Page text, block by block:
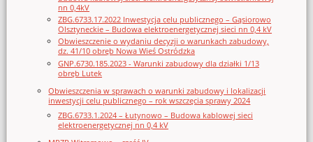
nn 0,4kV
ZBG.6733.17.2022 Inwestycja celu publicznego – Gąsiorowo
Olsztyneckie – Budowa elektroenergetycznej sieci nn 0,4 kV
Obwieszczenie o wydaniu decyzji o warunkach zabudowy,
dz. 41/10 obręb Nowa Wieś Ostródzka
GNP.6730.185.2023 - Warunki zabudowy dla działki 1/13
obręb Lutek
Obwieszczenia w sprawach o warunki zabudowy i lokalizacji
inwestycji celu publicznego – rok wszczęcia sprawy 2024
ZBG.6733.1.2024 – Łutynowo – Budowa kablowej sieci
elektroenergetycznej nn 0,4 kV